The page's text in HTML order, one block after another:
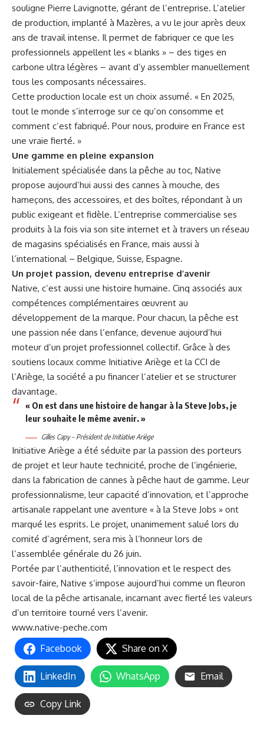
souligne Pierre Lavignotte, gérant de l’entreprise. L’atelier
de production, implanté à Mazères, a vu le jour après deux
ans de travail intense. Il permet de fabriquer ce que les
professionnels appellent les « blanks » – des tiges en
carbone ultra légères – avant d’y assembler manuellement
tous les composants nécessaires.
Cette production locale est un choix assumé. « En 2025,
tout le monde s’interroge sur ce qu’on consomme et
comment c’est fabriqué. Pour nous, produire en France est
une vraie fierté. »
Une gamme en pleine expansion
Initialement spécialisée dans la pêche au toc, Native
propose aujourd’hui aussi des cannes à mouche, des
hameçons, des accessoires, et des boîtes, répondant à un
public exigeant et fidèle. L’entreprise commercialise ses
produits à la fois via son site internet et à travers un réseau
de magasins spécialisés en France, mais aussi à
l’international – Belgique, Suisse, Espagne.
Un projet passion, devenu entreprise d’avenir
Native, c’est aussi une histoire humaine. Cinq associés aux
compétences complémentaires œuvrent au
développement de la marque. Pour chacun, la pêche est
une passion née dans l’enfance, devenue aujourd’hui
moteur d’un projet professionnel collectif. Grâce à des
soutiens locaux comme Initiative Ariège et la CCI de
l’Ariège, la société a pu financer l’atelier et se structurer
davantage.
« On est dans une histoire de hangar à la Steve Jobs, je
leur souhaite le même avenir. »
Gilles Capy – Président de Initiative Ariège
Initiative Ariège a été séduite par la passion des porteurs
de projet et leur haute technicité, proche de l’ingénierie,
dans la fabrication de cannes à pêche haut de gamme. Leur
professionnalisme, leur capacité d’innovation, et l’approche
artisanale rappelant une aventure « à la Steve Jobs » ont
marqué les esprits. Le projet, unanimement salué lors du
comité d’agrément, sera mis à l’honneur lors de
l’assemblée générale du 26 juin.
Portée par l’authenticité, l’innovation et le respect des
savoir-faire, Native s’impose aujourd’hui comme un fleuron
local de la pêche artisanale, incarnant avec fierté les valeurs
d’un territoire tourné vers l’avenir.
www.native-peche.com
Facebook Share on X
LinkedIn WhatsApp Email
Copy Link